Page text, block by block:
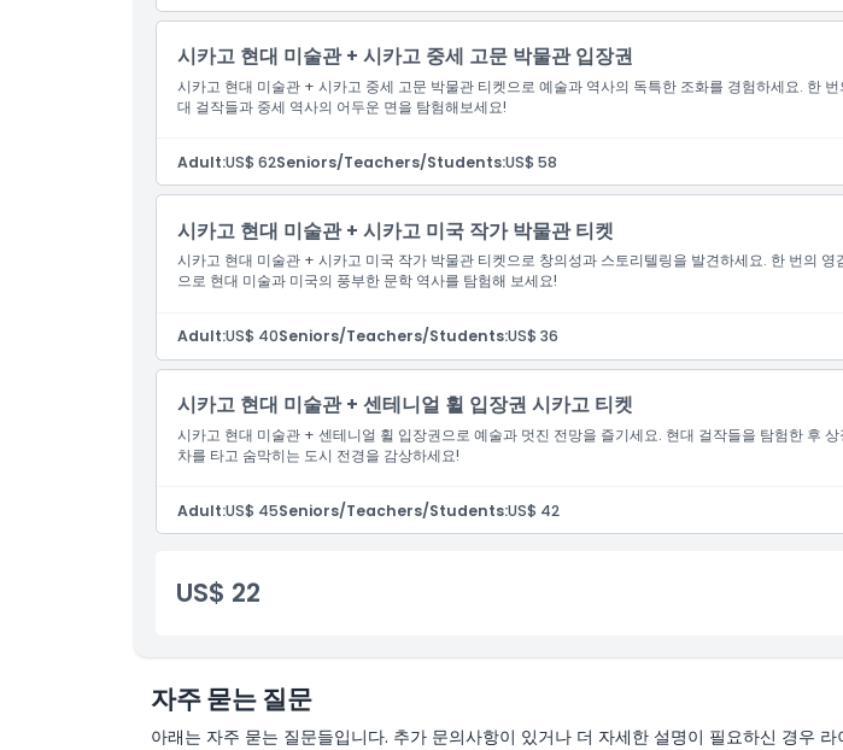
시카고 현대 미술관 + 시카고 중세 고문 박물관 입장권
시카고 현대 미술관 + 시카고 중세 고문 박물관 티켓으로 예술과 역사의 독특한 조화를 경험하세요. 한 번
대 걸작들과 중세 역사의 어두운 면을 탐험해보세요!
Adult:US$ 62Seniors/Teachers/Students:US$ 58
시카고 현대 미술관 + 시카고 미국 작가 박물관 티켓
시카고 현대 미술관 + 시카고 미국 작가 박물관 티켓으로 창의성과 스토리텔링을 발견하세요. 한 번의 영
으로 현대 미술과 미국의 풍부한 문학 역사를 탐험해 보세요!
Adult:US$ 40Seniors/Teachers/Students:US$ 36
시카고 현대 미술관 + 센테니얼 휠 입장권 시카고 티켓
시카고 현대 미술관 + 센테니얼 휠 입장권으로 예술과 멋진 전망을 즐기세요. 현대 걸작들을 탐험한 후
차를 타고 숨막히는 도시 전경을 감상하세요!
Adult:US$ 45Seniors/Teachers/Students:US$ 42
US$ 22
자주 묻는 질문
아래는 자주 묻는 질문들입니다. 추가 문의사항이 있거나 더 자세한 설명이 필요하신 경우